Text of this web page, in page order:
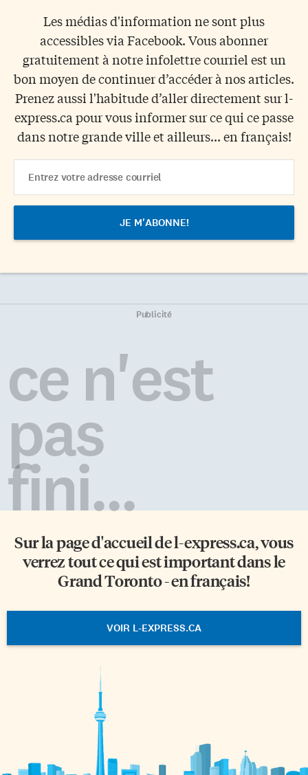
Les médias d'information ne sont plus
accessibles via Facebook. Vous abonner
gratuitement à notre infolettre courriel est un
bon moyen de continuer d’accéder à nos articles.
Prenez aussi l'habitude d’aller directement sur l-
express.ca pour vous informer sur ce qui ce passe
dans notre grande ville et ailleurs... en français!
Address
Publicité
ce n'est
pas
fini...
Sur la page d'accueil del-express.ca, vous
verrez tout ce qui est important dans le
Grand Toronto - en français!
VOIR L-EXPRESS.CA